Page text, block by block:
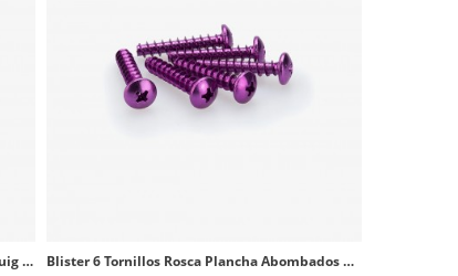
Blister 6 Tuercas Autoblocante M8 Negro Puig 0832N Blister 6 Tornillos Rosca Plancha Abombados M6x30mm Lila Puig 2543L